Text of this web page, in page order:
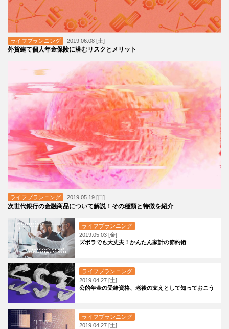
ライフプランニング 2019.06.08 [土]
外貨建て個人年金保険に潜むリスクとメリット
ライフプランニング 2019.05.19 [日]
次世代銀行の金融商品について解説！その種類と特徴を紹介
ライフプランニング
2019.05.03 [金]
ズボラでも大丈夫！かんたん家計の節約術
ライフプランニング
2019.04.27 [土]
公的年金の受給資格、老後の支えとして知っておこう
ライフプランニング
2019.04.27 [土]